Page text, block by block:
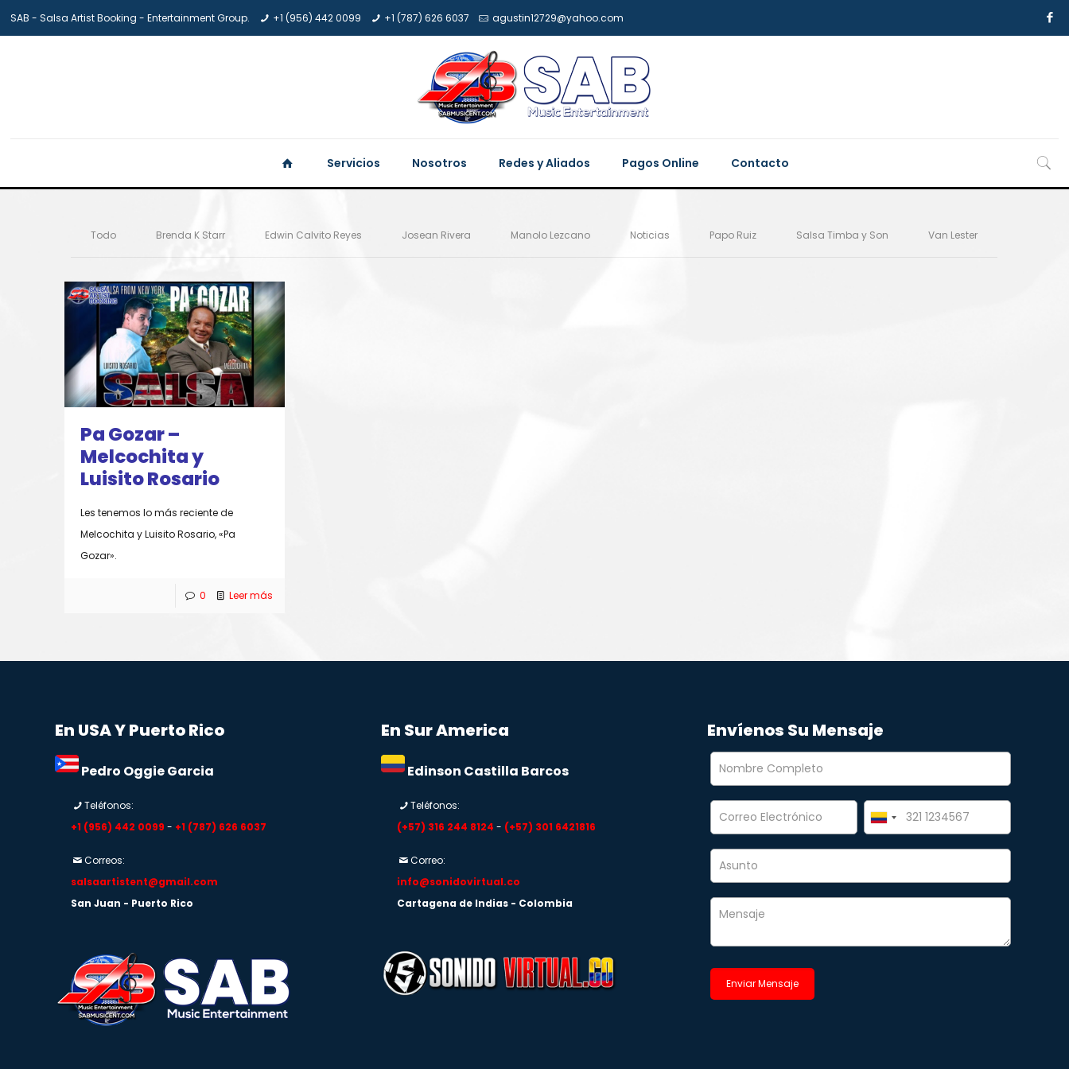
SAB - Salsa Artist Booking - Entertainment Group. +1 (956) 442 0099 +1 (787) 626 6037 agustin12729@yahoo.com
Servicios Nosotros Redes y Aliados Pagos Online Contacto
Todo Brenda K Starr Edwin Calvito Reyes Josean Rivera Manolo Lezcano Noticias Papo Ruiz Salsa Timba y Son Van Lester
Pa Gozar –
Melcochita y
Luisito Rosario
Les tenemos lo más reciente de
Melcochita y Luisito Rosario, «Pa
Gozar».
0 Leer más
En USA Y Puerto Rico
Pedro Oggie Garcia
Teléfonos:
+1 (956) 442 0099 - +1 (787) 626 6037
Correos:
salsaartistent@gmail.com
San Juan - Puerto Rico
En Sur America
Edinson Castilla Barcos
Teléfonos:
(+57) 316 244 8124 - (+57) 301 6421816
Correo:
info@sonidovirtual.co
Cartagena de Indias - Colombia
Envíenos Su Mensaje